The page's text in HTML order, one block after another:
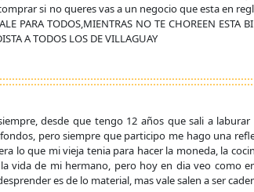
si no queres vas a un negocio que esta en
PARA TODOS,MIENTRAS NO TE CHOREEN
A TODOS LOS DE VILLAGUAY
desde que tengo 12 años que sali a
pero siempre que participo me hago una
lo que mi vieja tenia para hacer la moneda, la
vida de mi hermano, pero hoy en dia veo como
es de lo material, mas vale salen a ser